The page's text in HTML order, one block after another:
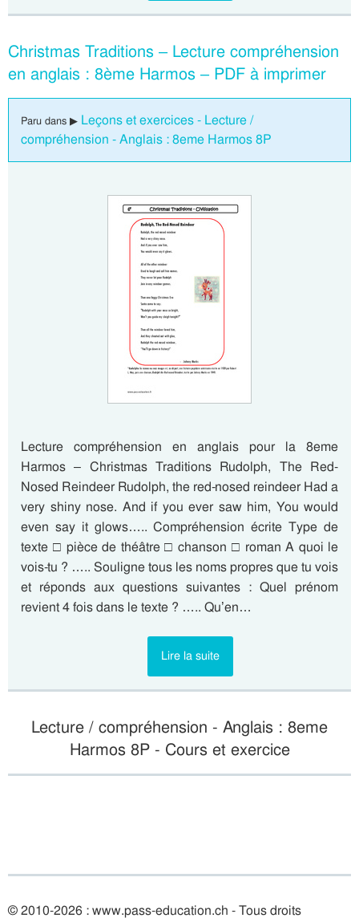
Christmas Traditions – Lecture compréhension
en anglais : 8ème Harmos – PDF à imprimer
Paru dans ▶ Leçons et exercices - Lecture /
compréhension - Anglais : 8eme Harmos 8P
Lecture compréhension en anglais pour la 8eme
Harmos – Christmas Traditions Rudolph, The Red-
Nosed Reindeer Rudolph, the red-nosed reindeer Had a
very shiny nose. And if you ever saw him, You would
even say it glows….. Compréhension écrite Type de
texte □ pièce de théâtre □ chanson □ roman A quoi le
vois-tu ? ….. Souligne tous les noms propres que tu vois
et réponds aux questions suivantes : Quel prénom
revient 4 fois dans le texte ? ….. Qu’en…
Lire la suite
Lecture / compréhension - Anglais : 8eme
Harmos 8P - Cours et exercice
© 2010-2026 : www.pass-education.ch - Tous droits